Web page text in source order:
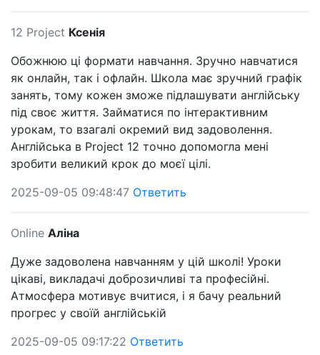
12 Project Ксенія
Обожнюю ці формати навчання. Зручно навчатися
як онлайн, так і офлайн. Школа має зручний графік
занять, тому кожен зможе підлашувати англійську
під своє життя. Займатися по інтерактивним
урокам, то взагалі окремий вид задоволення.
Англійська в Project 12 точно допомогла мені
зробити великий крок до моєї цілі.
2025-09-05 09:48:47 Ответить
Online Аліна
Дуже задоволена навчанням у цій школі! Уроки
цікаві, викладачі доброзичливі та професійні.
Атмосфера мотивує вчитися, і я бачу реальний
прогрес у своїй англійській
2025-09-05 09:17:22 Ответить